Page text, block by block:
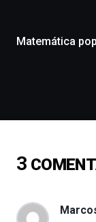
monólogos,
de
16
4
Matemática pop
3